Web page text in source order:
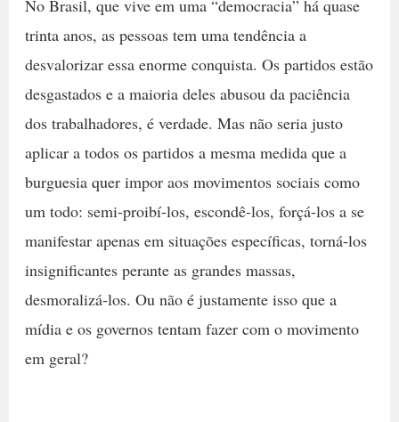
No Brasil, que vive em uma “democracia” há quase
trinta anos, as pessoas tem uma tendência a
desvalorizar essa enorme conquista. Os partidos estão
desgastados e a maioria deles abusou da paciência
dos trabalhadores, é verdade. Mas não seria justo
aplicar a todos os partidos a mesma medida que a
burguesia quer impor aos movimentos sociais como
um todo: semi-proibí-los, escondê-los, forçá-los a se
manifestar apenas em situações específicas, torná-los
insignificantes perante as grandes massas,
desmoralizá-los. Ou não é justamente isso que a
mídia e os governos tentam fazer com o movimento
em geral?